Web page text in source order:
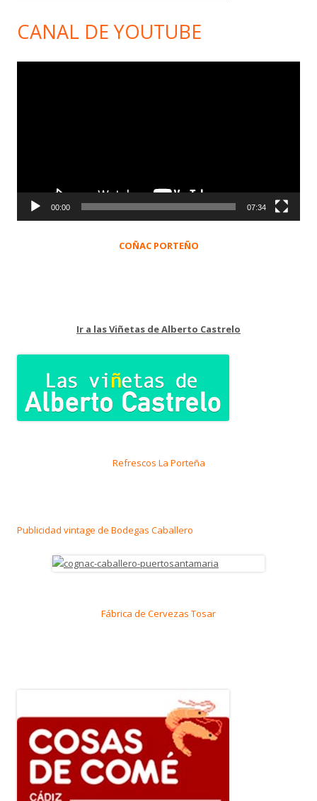
CANAL DE YOUTUBE
00:00 07:34
COÑAC PORTEÑO
Ir a las Viñetas de Alberto Castrelo
Refrescos La Porteña
Publicidad vintage de Bodegas Caballero
Fábrica de Cervezas Tosar